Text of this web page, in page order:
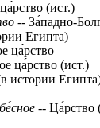
(ист.)
-- За́падно-
Египта)
ца́рство
ца́рство (ист.)
истории
-- Ца́рство